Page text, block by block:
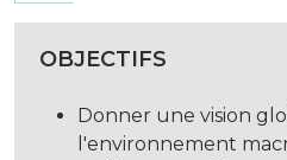
OBJECTIFS
Donner une vision
l'environnement